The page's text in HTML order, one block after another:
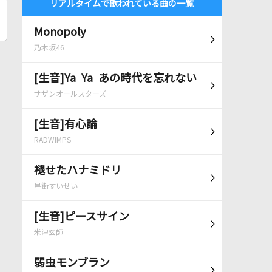
リアルタイムで歌われている曲の一覧
Monopoly
乃木坂46
[生音]Ya Ya あの時代を忘れない
サザンオールスターズ
[生音]有心論
RADWIMPS
褪せたハナミドリ
星街すいせい
[生音]ピースサイン
米津玄師
弱虫モンブラン